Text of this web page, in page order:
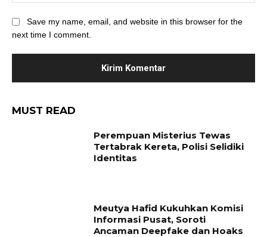
Save my name, email, and website in this browser for the
next time I comment.
MUST READ
Perempuan Misterius Tewas
Tertabrak Kereta, Polisi Selidiki
Identitas
Meutya Hafid Kukuhkan Komisi
Informasi Pusat, Soroti
Ancaman Deepfake dan Hoaks